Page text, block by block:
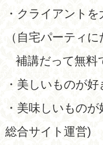
・クライアント
（自宅パーティ
補講だって無料
・美しいものが好
・美味しいもの
総合サイト運営)